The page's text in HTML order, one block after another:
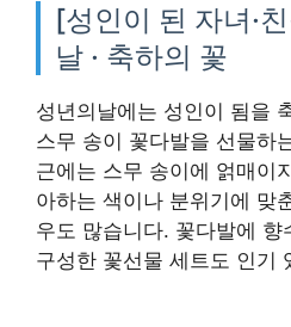
[성인이 된 자녀·
날 · 축하의 꽃
성년의날에는 성인이 됨을
스무 송이 꽃다발을 선물하
근에는 스무 송이에 얽매이
아하는 색이나 분위기에 맞
우도 많습니다. 꽃다발에 향
구성한 꽃선물 세트도 인기